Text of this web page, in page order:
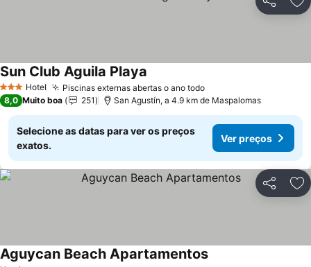
Partilhar
3 EstrelasHotel Piscinas externas abertas o ano todoVer preços
Sun Club Aguila Playa
8,0 Muito boa 251 San Agustín, a 4.9 km de Maspalomas
Selecione as datas para ver os preços
exatos.
Ver preços
Partilhar
Aguycan Beach ApartamentosVer preços